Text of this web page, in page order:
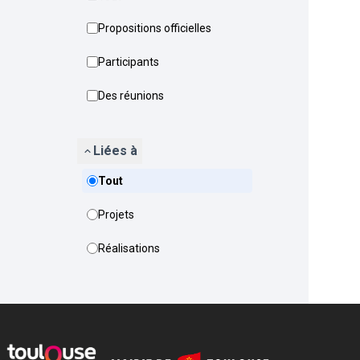
Propositions officielles
Participants
Des réunions
Liées à
Tout
Projets
Réalisations